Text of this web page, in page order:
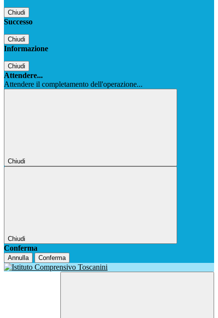
Chiudi
Successo
Chiudi
Informazione
Chiudi
Attendere...
Attendere il completamento dell'operazione...
Chiudi
Chiudi
Conferma
Annulla Conferma